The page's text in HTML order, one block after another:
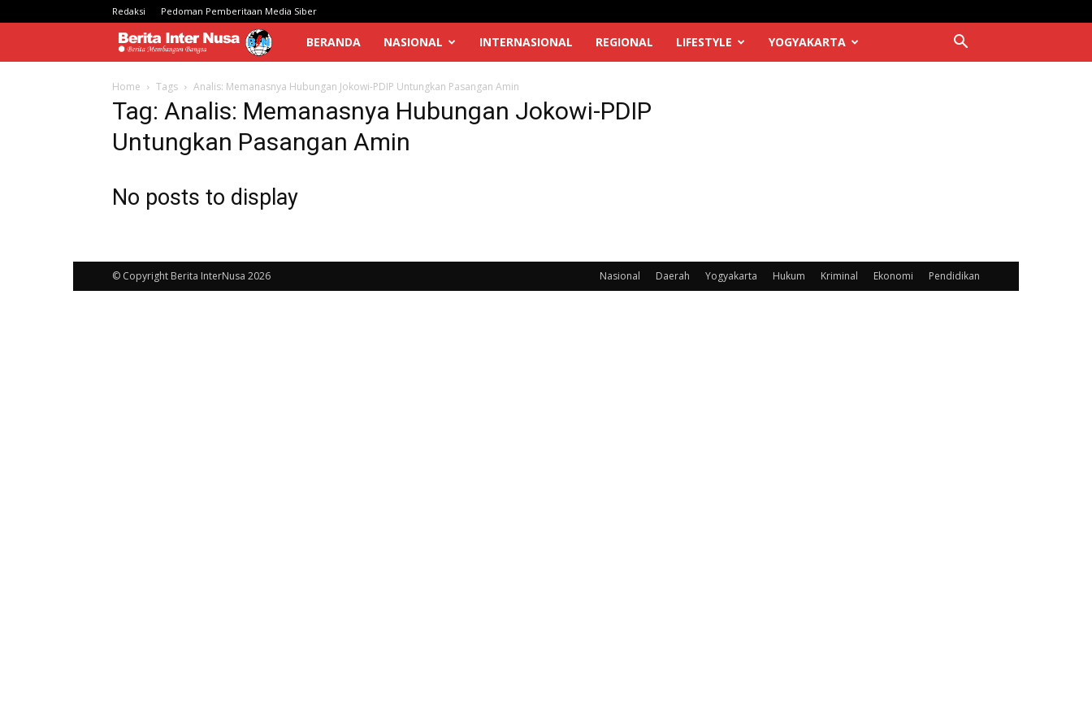
Redaksi Pedoman Pemberitaan Media Siber
Berita
Inter
Nusa
BERANDA NASIONAL INTERNASIONAL REGIONAL LIFESTYLE YOGYAKARTA
Home Tags Analis: Memanasnya Hubungan Jokowi-PDIP Untungkan Pasangan Amin
Tag: Analis: Memanasnya Hubungan Jokowi-PDIP
Untungkan Pasangan Amin
No posts to display
Nasional Daerah Yogyakarta Hukum Kriminal Ekonomi Pendidikan
© Copyright Berita InterNusa 2026